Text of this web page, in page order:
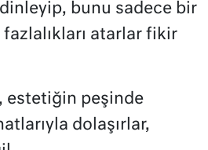
bunu sadece bir
atarlar fikir
estetiğin peşinde
dolaşırlar,